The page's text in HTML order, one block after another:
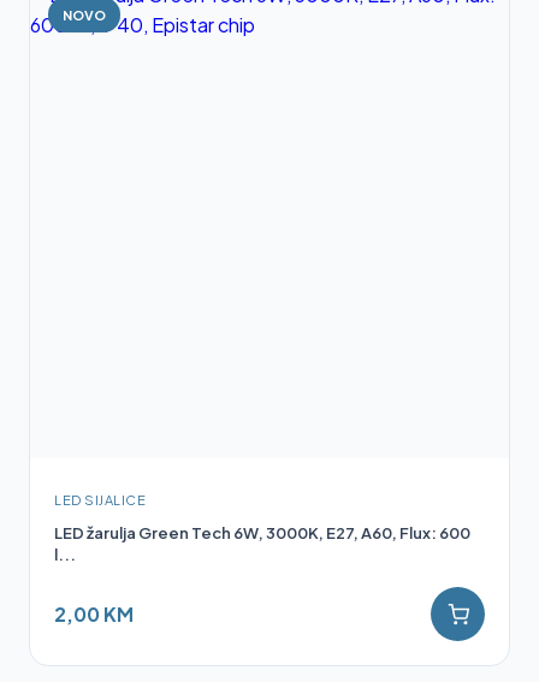
NOVO
LED SIJALICE
LED žarulja Green Tech 6W, 3000K, E27, A60, Flux: 600
l...
2,00 KM